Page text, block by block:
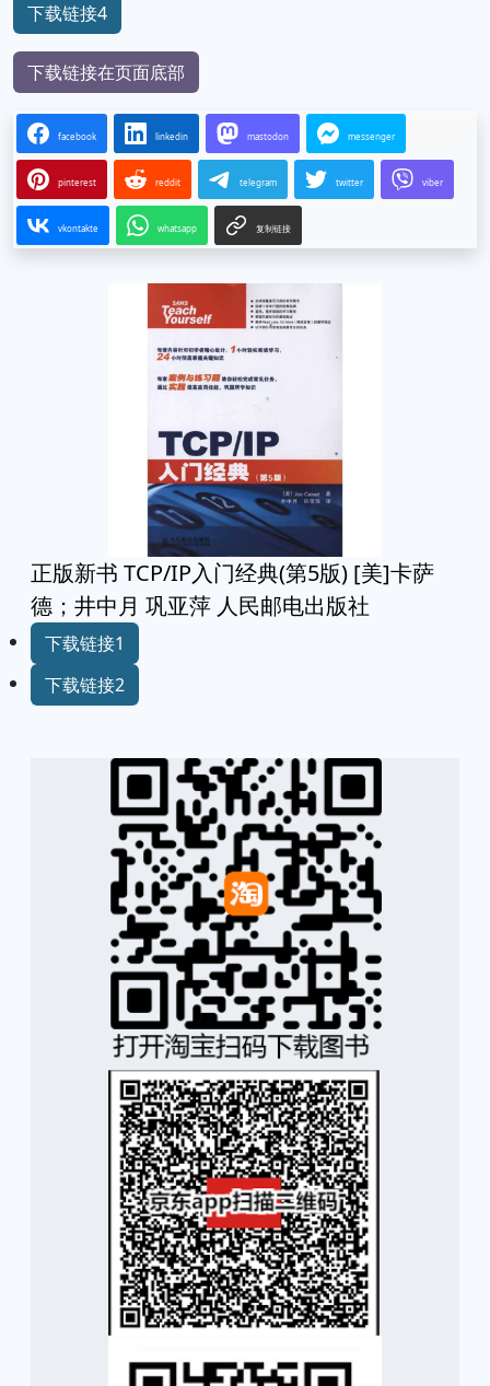
下载链接4
下载链接在页面底部
facebook linkedin mastodon messenger
pinterest reddit telegram twitter viber
vkontakte whatsapp 复制链接
正版新书 TCP/IP入门经典(第5版) [美]卡萨
德；井中月 巩亚萍 人民邮电出版社
下载链接1
下载链接2